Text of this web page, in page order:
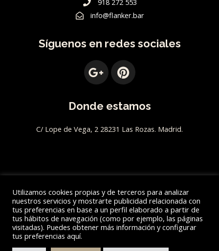
918 272 553
info@flanker.bar
Síguenos en redes sociales
G
o
o
g
l
e
u
s
-
g
P
i
n
t
e
r
Donde estamos
C/ Lope de Vega, 2 28231 Las Rozas. Madrid.
Aviso Legal
Utilizamos cookies propias y de terceros para analizar
nuestros servicios y mostrarte publicidad relacionada con
tus preferencias en base a un perfil elaborado a partir de
tus hábitos de navegación (como por ejemplo, las páginas
visitadas). Puedes obtener más información y configurar
tus preferencias aquí.